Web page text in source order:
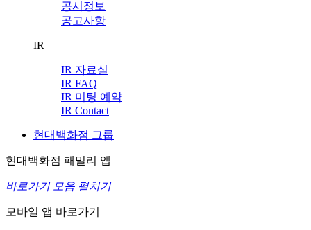
공시정보
공고사항
IR
IR 자료실
IR FAQ
IR 미팅 예약
IR Contact
현대백화점 그룹
현대백화점 패밀리 앱
바로가기 모음 펼치기
모바일 앱 바로가기